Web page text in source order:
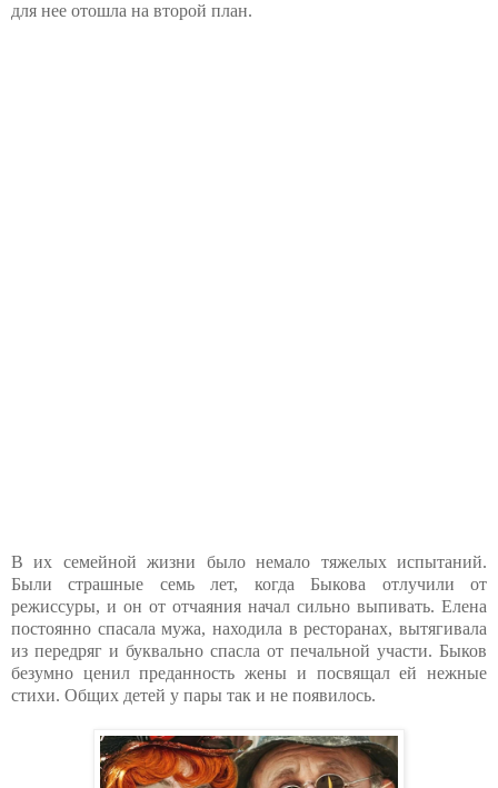
для нее отошла на второй план.
В их семейной жизни было немало тяжелых испытаний.
Были страшные семь лет, когда Быкова отлучили от
режиссуры, и он от отчаяния начал сильно выпивать. Елена
постоянно спасала мужа, находила в ресторанах, вытягивала
из передряг и буквально спасла от печальной участи. Быков
безумно ценил преданность жены и посвящал ей нежные
стихи. Общих детей у пары так и не появилось.